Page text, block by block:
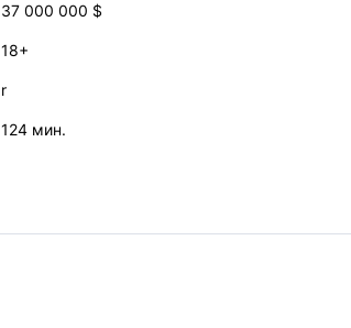
37 000 000 $
18+
r
124 мин.